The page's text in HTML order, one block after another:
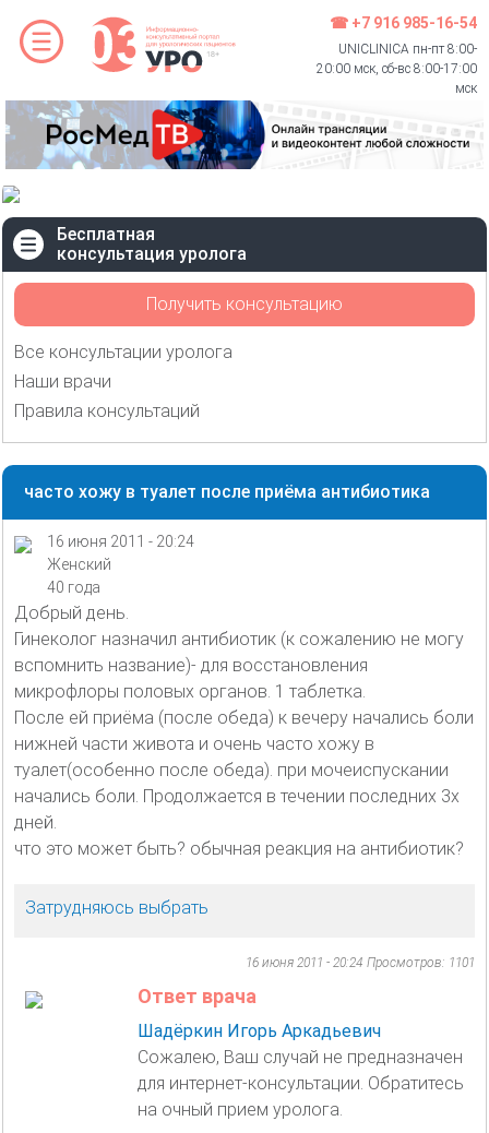
☎ +7 916 985-16-54
UNICLINICA пн-пт 8:00-
20:00 мск, сб-вс 8:00-17:00
мск
Бесплатная
консультация уролога
Получить консультацию
Все консультации уролога
Наши врачи
Правила консультаций
часто хожу в туалет после приёма антибиотика
16 июня 2011 - 20:24
Женский
40 года
Добрый день.
Гинеколог назначил антибиотик (к сожалению не могу
вспомнить название)- для восстановления
микрофлоры половых органов. 1 таблетка.
После ей приёма (после обеда) к вечеру начались боли
нижней части живота и очень часто хожу в
туалет(особенно после обеда). при мочеиспускании
начались боли. Продолжается в течении последних 3х
дней.
что это может быть? обычная реакция на антибиотик?
Затрудняюсь выбрать
16 июня 2011 - 20:24 Просмотров: 1101
Ответ врача
Шадёркин Игорь Аркадьевич
Сожалею, Ваш случай не предназначен
для интернет-консультации. Обратитесь
на очный прием уролога.